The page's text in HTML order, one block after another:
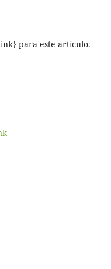
para este artículo.